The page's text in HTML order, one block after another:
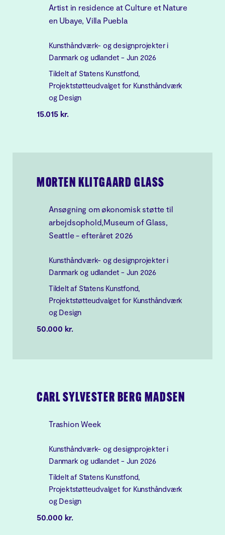
Artist in residence at Culture et Nature
en Ubaye, Villa Puebla
Kunsthåndværk- og designprojekter i
Danmark og udlandet - Jun 2026
Tildelt af Statens Kunstfond,
Projektstøtteudvalget for Kunsthåndværk
og Design
15.015 kr.
MORTEN KLITGAARD GLASS
Ansøgning om økonomisk støtte til
arbejdsophold,Museum of Glass,
Seattle - efteråret 2026
Kunsthåndværk- og designprojekter i
Danmark og udlandet - Jun 2026
Tildelt af Statens Kunstfond,
Projektstøtteudvalget for Kunsthåndværk
og Design
50.000 kr.
CARL SYLVESTER BERG MADSEN
Trashion Week
Kunsthåndværk- og designprojekter i
Danmark og udlandet - Jun 2026
Tildelt af Statens Kunstfond,
Projektstøtteudvalget for Kunsthåndværk
og Design
50.000 kr.